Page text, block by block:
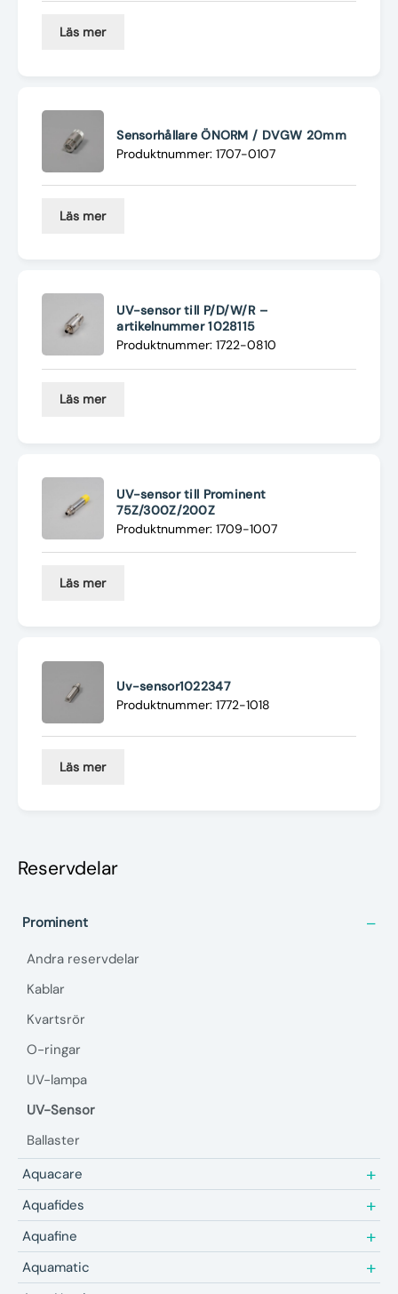
Läs mer
Sensorhållare ÖNORM / DVGW 20mm
Produktnummer: 1707-0107
Läs mer
UV-sensor till P/D/W/R –
artikelnummer 1028115
Produktnummer: 1722-0810
Läs mer
UV-sensor till Prominent
75Z/300Z/200Z
Produktnummer: 1709-1007
Läs mer
Uv-sensor1022347
Produktnummer: 1772-1018
Läs mer
Aquacare
Aquafides
Aquafine
Aquamatic
Prominent
Andra reservdelar
Kablar
Kvartsrör
O-ringar
UV-lampa
UV-Sensor
Ballaster
Reservdelar